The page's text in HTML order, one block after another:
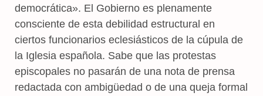
democrática». El Gobierno es plenamente
consciente de esta debilidad estructural en
ciertos funcionarios eclesiásticos de la cúpula de
la Iglesia española. Sabe que las protestas
episcopales no pasarán de una nota de prensa
redactada con ambigüedad o de una queja formal